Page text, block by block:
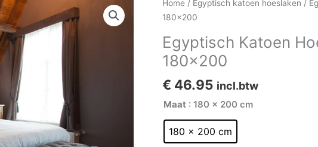
Home / Egyptisch katoen hoeslaken /
180×200
Egyptisch Katoen
180×200
€ 46.95 incl.btw
Maat : 180 x 200 cm
180 x 200 cm
Katoen
300TC
Satijn
aantal